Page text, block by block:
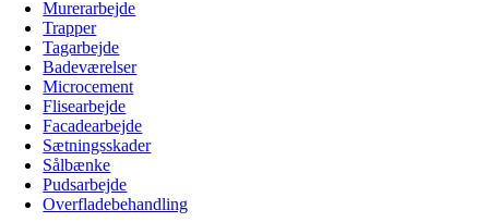
Murerarbejde
Trapper
Tagarbejde
Badeværelser
Microcement
Flisearbejde
Facadearbejde
Sætningsskader
Sålbænke
Pudsarbejde
Overfladebehandling